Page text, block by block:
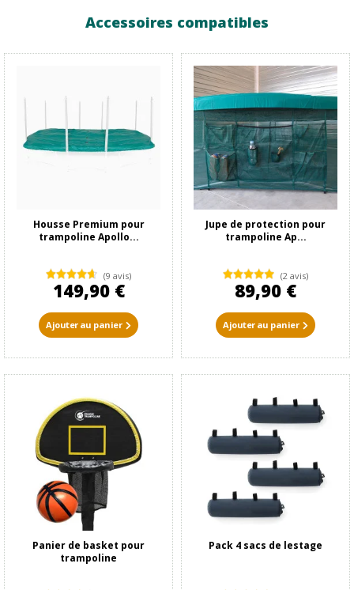
Accessoires compatibles
Housse Premium pour
trampoline Apollo...
(9 avis)
149,90 €
Ajouter au panier
Jupe de protection pour
trampoline Ap...
(2 avis)
89,90 €
Ajouter au panier
Panier de basket pour
trampoline
Pack 4 sacs de lestage